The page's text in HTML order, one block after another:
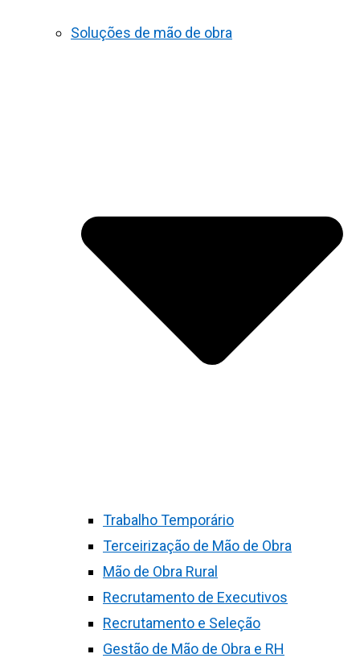
Soluções de mão de obra
Trabalho Temporário
Terceirização de Mão de Obra
Mão de Obra Rural
Recrutamento de Executivos
Recrutamento e Seleção
Gestão de Mão de Obra e RH